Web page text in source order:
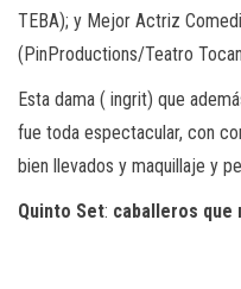
TEBA); y Mejor Actriz
(PinProductions/Teatro
Esta dama ( ingrit) que
fue toda espectacular, con
bien llevados y maquillaje y
Quinto Set: caballeros que